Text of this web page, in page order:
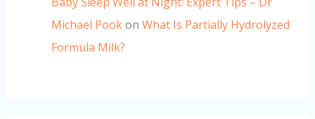
Michael Pookon What Is Partially Hydrolyzed
Formula Milk?